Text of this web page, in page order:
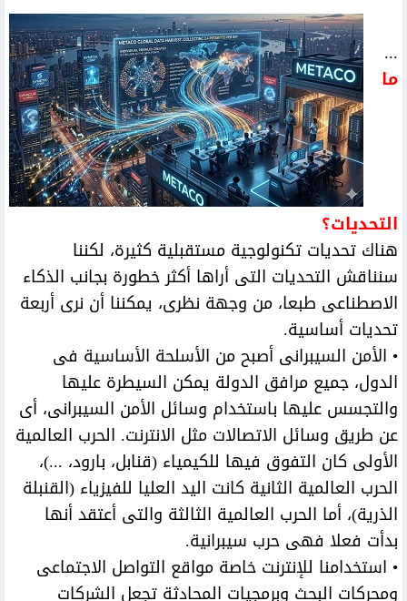
...
ما
التحديات؟
هناك تحديات تكنولوجية مستقبلية كثيرة، لكننا
سنناقش التحديات التى أراها أكثر خطورة بجانب الذكاء
الاصطناعى طبعا، من وجهة نظرى، يمكننا أن نرى أربعة
تحديات أساسية.
• الأمن السيبرانى أصبح من الأسلحة الأساسية فى
الدول، جميع مرافق الدولة يمكن السيطرة عليها
والتجسس عليها باستخدام وسائل الأمن السيبرانى، أى
عن طريق وسائل الاتصالات مثل الانترنت. الحرب العالمية
الأولى كان التفوق فيها للكيمياء (قنابل، بارود، ...)،
الحرب العالمية الثانية كانت اليد العليا للفيزياء (القنبلة
الذرية)، أما الحرب العالمية الثالثة والتى أعتقد أنها
بدأت فعلا فهى حرب سيبرانية.
• استخدامنا للإنترنت خاصة مواقع التواصل الاجتماعى
ومحركات البحث وبرمجيات المحادثة تجعل الشركات